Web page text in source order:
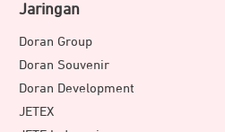
Jaringan
Doran Group
Doran Souvenir
Doran Development
JETEX